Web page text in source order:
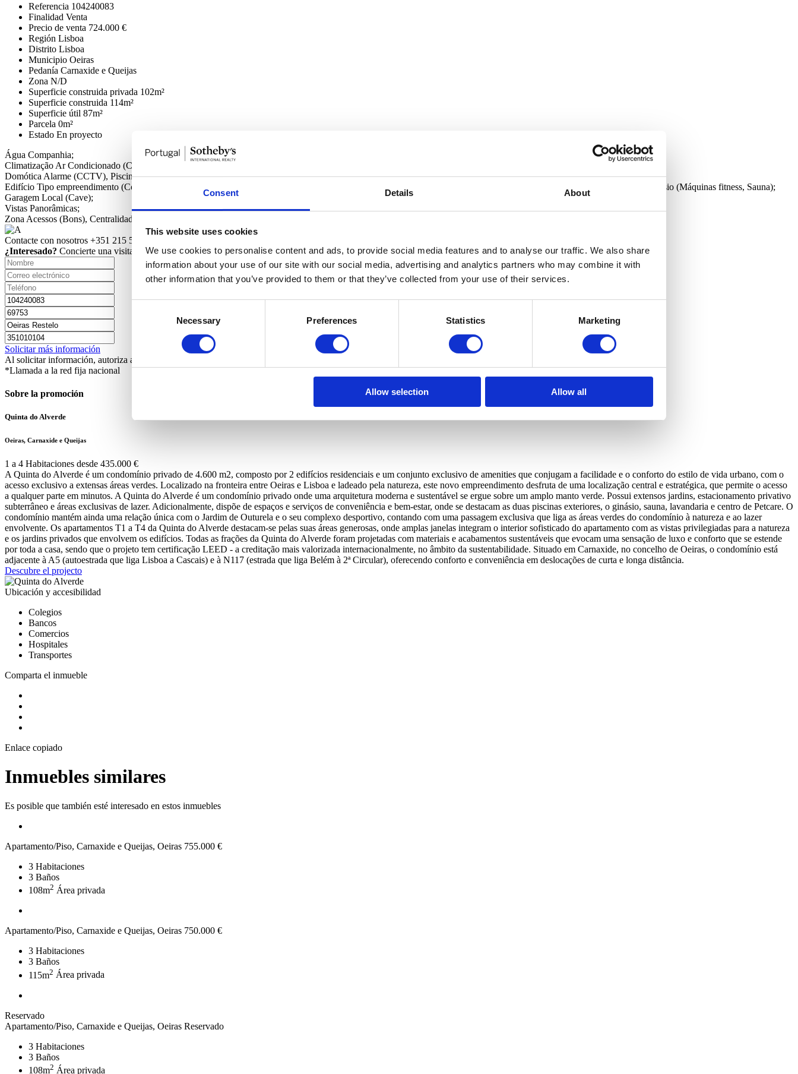
Consent Details About
This website uses cookies
We use cookies to personalise content and ads, to provide social media features and to analyse our traffic. We also share
information about your use of our site with our social media, advertising and analytics partners who may combine it with
other information that you’ve provided to them or that they’ve collected from your use of their services.
Necessary Preferences Statistics Marketing
Allow selection Allow all
Referencia 104240083
Finalidad Venta
Precio de venta 724.000 €
Región Lisboa
Distrito Lisboa
Municipio Oeiras
Pedanía Carnaxide e Queijas
Zona N/D
Superficie construida privada 102m²
Superficie construida 114m²
Superficie útil 87m²
Parcela 0m²
Estado En proyecto
Água Companhia;
Climatização Ar Condicionado (Completo);
Domótica Alarme (CCTV), Piscina (Exterior), Ginásio (Máquinas fitness, Sauna);
Edifício Tipo empreendimento (Cond. Fechado, Habitação), Isolamento (Acústico, Térmico), Equipamento (Jardins, Sala Condomínio, Video-Porteiro), Piscina (Exterior), Ginásio (Máquinas fitness, Sauna);
Garagem Local (Cave);
Vistas Panorâmicas;
Zona Acessos (Bons), Centralidade (Centro da Cidade), Proximidade (Centros Comerciais, Escolas, Farmácia, Ginásio, Hospital, Jardins, Supermercado);
Contacte con nosotros +351 215 552 431*
¿Interesado? Concierte una visita o solicite más información.
Solicitar más información
Al solicitar información, autoriza a Sotheby's International a guardar sus datos para informarle sobre inmuebles de acuerdo con su política de privacidad.
*Llamada a la red fija nacional
Sobre la promoción
Quinta do Alverde
Oeiras, Carnaxide e Queijas
1 a 4 Habitaciones desde 435.000 €
A Quinta do Alverde é um condomínio privado de 4.600 m2, composto por 2 edifícios residenciais e um conjunto exclusivo de amenities que conjugam a facilidade e o conforto do estilo de vida urbano, com o
acesso exclusivo a extensas áreas verdes. Localizado na fronteira entre Oeiras e Lisboa e ladeado pela natureza, este novo empreendimento desfruta de uma localização central e estratégica, que permite o acesso
a qualquer parte em minutos. A Quinta do Alverde é um condomínio privado onde uma arquitetura moderna e sustentável se ergue sobre um amplo manto verde. Possui extensos jardins, estacionamento privativo
subterrâneo e áreas exclusivas de lazer. Adicionalmente, dispõe de espaços e serviços de conveniência e bem-estar, onde se destacam as duas piscinas exteriores, o ginásio, sauna, lavandaria e centro de Petcare. O
condomínio mantém ainda uma relação única com o Jardim de Outurela e o seu complexo desportivo, contando com uma passagem exclusiva que liga as áreas verdes do condomínio à natureza e ao lazer
envolvente. Os apartamentos T1 a T4 da Quinta do Alverde destacam-se pelas suas áreas generosas, onde amplas janelas integram o interior sofisticado do apartamento com as vistas privilegiadas para a natureza
e os jardins privados que envolvem os edifícios. Todas as frações da Quinta do Alverde foram projetadas com materiais e acabamentos sustentáveis que evocam uma sensação de luxo e conforto que se estende
por toda a casa, sendo que o projeto tem certificação LEED - a creditação mais valorizada internacionalmente, no âmbito da sustentabilidade. Situado em Carnaxide, no concelho de Oeiras, o condomínio está
adjacente à A5 (autoestrada que liga Lisboa a Cascais) e à N117 (estrada que liga Belém à 2ª Circular), oferecendo conforto e conveniência em deslocações de curta e longa distância.
Descubre el projecto
Ubicación y accesibilidad
Colegios
Bancos
Comercios
Hospitales
Transportes
Comparta el inmueble
Enlace copiado
Inmuebles similares
Es posible que también esté interesado en estos inmuebles
Apartamento/Piso, Carnaxide e Queijas, Oeiras 755.000 €
3 Habitaciones
3 Baños
108m2 Área privada
Apartamento/Piso, Carnaxide e Queijas, Oeiras 750.000 €
3 Habitaciones
3 Baños
115m2 Área privada
Reservado
Apartamento/Piso, Carnaxide e Queijas, Oeiras Reservado
3 Habitaciones
3 Baños
108m2 Área privada